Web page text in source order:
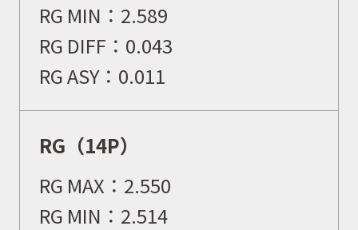
RG MIN： 2.589
RG DIFF： 0.043
RG ASY： 0.011
RG（14P）
RG MAX： 2.550
RG MIN： 2.514